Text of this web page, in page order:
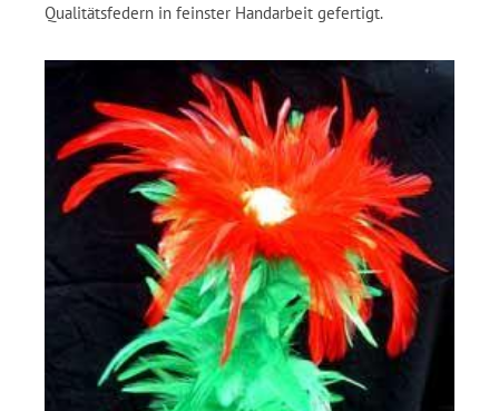
Qualitätsfedern in feinster Handarbeit gefertigt.